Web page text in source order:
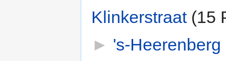
Klinkerstraat‎ (15
► 's-Heerenberg